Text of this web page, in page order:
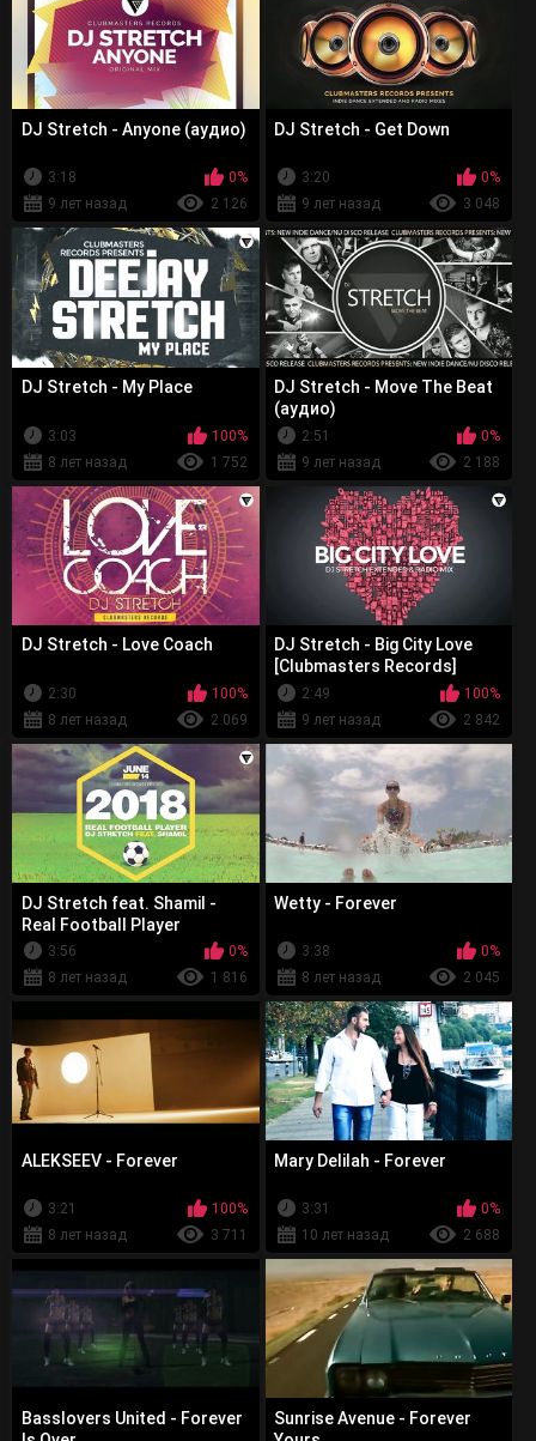
DJ Stretch - Anyone (аудио)
3:18
0%
9 лет назад
2 126
DJ Stretch - Get Down
3:20
0%
9 лет назад
3 048
DJ Stretch - My Place
3:03
100%
8 лет назад
1 752
DJ Stretch - Move The Beat
(аудио)
2:51
0%
9 лет назад
2 188
DJ Stretch - Love Coach
2:30
100%
8 лет назад
2 069
DJ Stretch - Big City Love
[Clubmasters Records]
2:49
100%
9 лет назад
2 842
DJ Stretch feat. Shamil -
Real Football Player
3:56
0%
8 лет назад
1 816
Wetty - Forever
3:38
0%
8 лет назад
2 045
ALEKSEEV - Forever
3:21
100%
8 лет назад
3 711
Mary Delilah - Forever
3:31
0%
10 лет назад
2 688
Basslovers United - Forever
Sunrise Avenue - Forever